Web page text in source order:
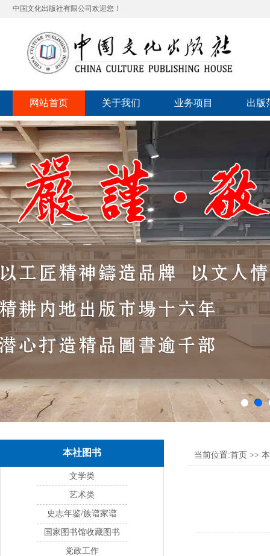
中国文化出版社有限公司欢迎您！
网站首页 关于我们 业务项目 出版
本社图书
文学类
艺术类
史志年鉴/族谱家谱
国家图书馆收藏图书
党政工作
当前位置:首页 >>